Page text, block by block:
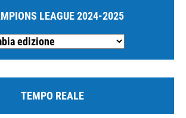
LEAGUE 2024-2025
TEMPO REALE